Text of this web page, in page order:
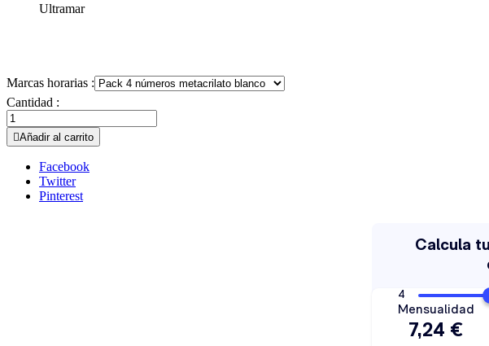
Ultramar
Marcas horarias :
Cantidad :
Añadir al carrito
Facebook
Twitter
Pinterest